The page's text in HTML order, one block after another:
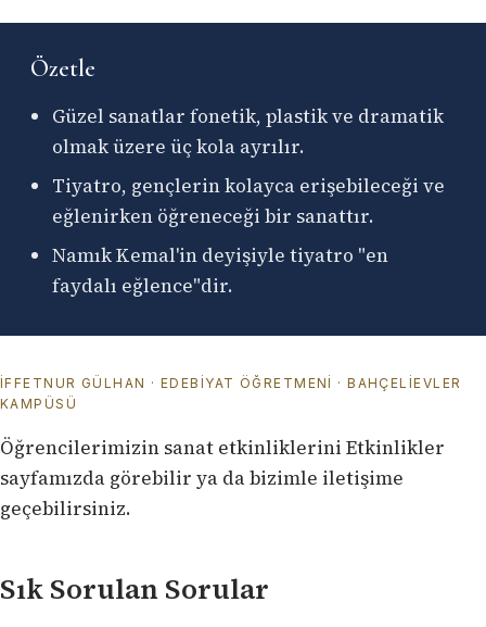
Özetle
Güzel sanatlar fonetik, plastik ve dramatik
olmak üzere üç kola ayrılır.
Tiyatro, gençlerin kolayca erişebileceği ve
eğlenirken öğreneceği bir sanattır.
Namık Kemal'in deyişiyle tiyatro "en
faydalı eğlence"dir.
İFFETNUR GÜLHAN · EDEBIYAT ÖĞRETMENI · BAHÇELIEVLER
KAMPÜSÜ
Öğrencilerimizin sanat etkinliklerini Etkinlikler
sayfamızda görebilir ya dabizimle iletişime
geçebilirsiniz.
Sık Sorulan Sorular